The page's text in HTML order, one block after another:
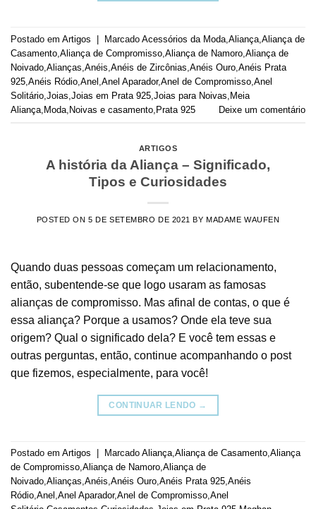
Postado em Artigos | Marcado Acessórios da Moda Aliança Aliança de
Casamento Aliança de Compromisso Aliança de Namoro Aliança de
Noivado Alianças Anéis Anéis de Zircônias Anéis Ouro Anéis Prata
925 Anéis Ródio Anel Anel Aparador,Anel de Compromisso Anel
Solitário Joias Joias em Prata 925 Joias para Noivas Meia
Aliança Moda Noivas e casamento Prata 925 Deixe um comentário
ARTIGOS
A história da Aliança – Significado,
Tipos e Curiosidades
POSTED ON5 DE SETEMBRO DE 2021 BYMADAME WAUFEN
Quando duas pessoas começam um relacionamento,
então, subentende-se que logo usaram as famosas
alianças de compromisso. Mas afinal de contas, o que é
essa aliança? Porque a usamos? Onde ela teve sua
origem? Qual o significado dela? E você tem essas e
outras perguntas, então, continue acompanhando o post
que fizemos, especialmente, para você!
CONTINUAR LENDO →
Postado em Artigos Marcado Aliança,Aliança de Casamento,Aliança
de Compromisso,Aliança de Namoro,Aliança de
Noivado,Alianças,Anéis,Anéis Ouro,Anéis Prata 925,Anéis
Ródio,Anel ,Anel Aparador,Anel de Compromisso,Anel